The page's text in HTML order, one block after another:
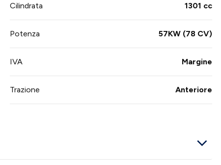
Cilindrata 1301 cc
Potenza 57KW (78 CV)
IVA Margine
Trazione Anteriore